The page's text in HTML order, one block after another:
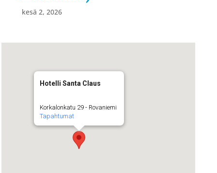
kesä 2, 2026
Hotelli Santa Claus
Korkalonkatu 29 - Rovaniemi
Tapahtumat